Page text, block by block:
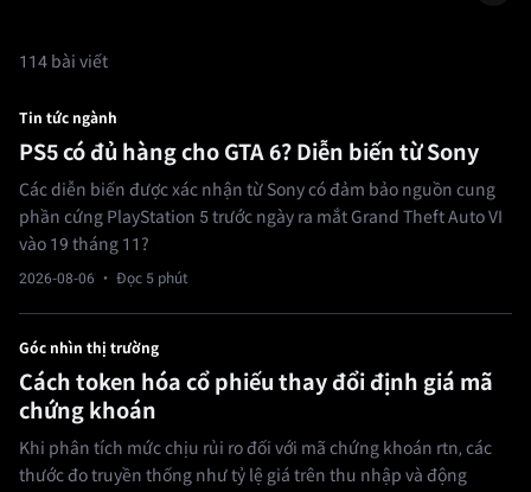
114 bài viết
Tin tức ngành
PS5 có đủ hàng cho GTA 6? Diễn biến từ Sony
Các diễn biến được xác nhận từ Sony có đảm bảo nguồn cung
phần cứng PlayStation 5 trước ngày ra mắt Grand Theft Auto VI
vào 19 tháng 11?
2026-08-06 · Đọc 5 phút
Góc nhìn thị trường
Cách token hóa cổ phiếu thay đổi định giá mã
chứng khoán
Khi phân tích mức chịu rủi ro đối với mã chứng khoán rtn, các
thước đo truyền thống như tỷ lệ giá trên thu nhập và động